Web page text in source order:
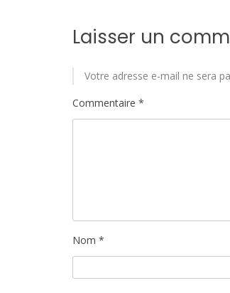
Laisser un
Votre adresse e-mail ne sera
Commentaire *
Nom *